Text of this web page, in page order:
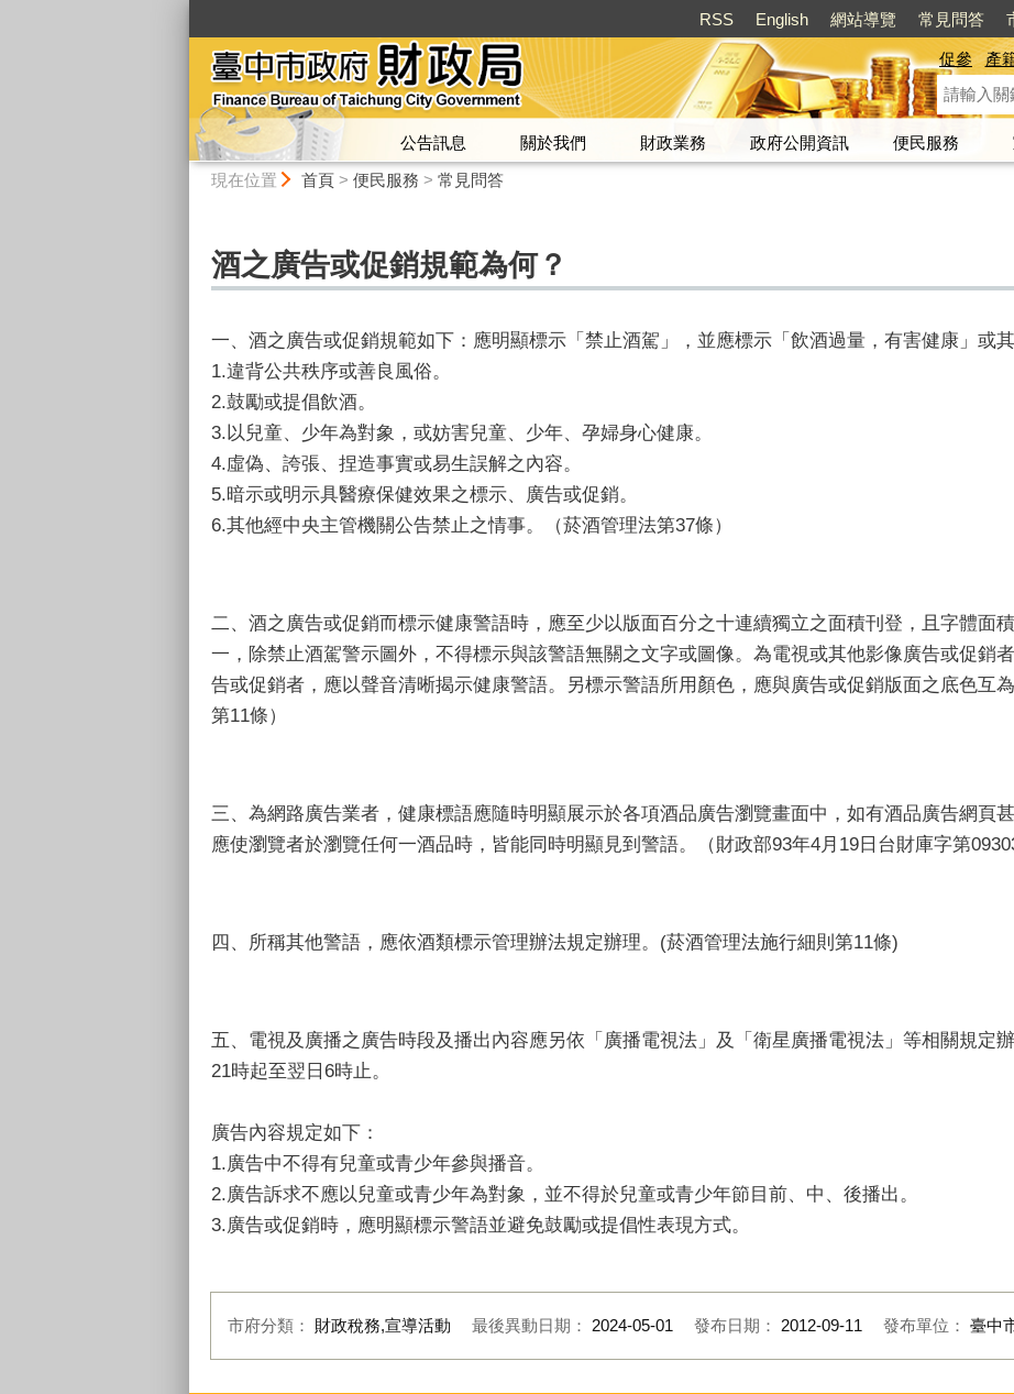
RSS English 網站導覽 常見問答
促參 產
公告訊息 關於我們 財政業務 政府公開資訊 便民服務
現在位置 首頁> 便民服務 > 常見問答
酒之廣告或促銷規範為何？
一、酒之廣告或促銷規範如下：應明顯標示「禁止酒駕」，並應標示「飲酒過量，有害健康」或
1.違背公共秩序或善良風俗。
2.鼓勵或提倡飲酒。
3.以兒童、少年為對象，或妨害兒童、少年、孕婦身心健康。
4.虛偽、誇張、捏造事實或易生誤解之內容。
5.暗示或明示具醫療保健效果之標示、廣告或促銷。
6.其他經中央主管機關公告禁止之情事。（菸酒管理法第37條）
二、酒之廣告或促銷而標示健康警語時，應至少以版面百分之十連續獨立之面積刊登，且字體面
一，除禁止酒駕警示圖外，不得標示與該警語無關之文字或圖像。為電視或其他影像廣告或促銷
告或促銷者，應以聲音清晰揭示健康警語。另標示警語所用顏色，應與廣告或促銷版面之底色互
第11條）
三、為網路廣告業者，健康標語應隨時明顯展示於各項酒品廣告瀏覽畫面中，如有酒品廣告網頁
應使瀏覽者於瀏覽任何一酒品時，皆能同時明顯見到警語。（財政部93年4月19日台財庫字第
四、所稱其他警語，應依酒類標示管理辦法規定辦理。(菸酒管理法施行細則第11條)
五、電視及廣播之廣告時段及播出內容應另依「廣播電視法」及「衛星廣播電視法」等相關規定
21時起至翌日6時止。
廣告內容規定如下：
1.廣告中不得有兒童或青少年參與播音。
2.廣告訴求不應以兒童或青少年為對象，並不得於兒童或青少年節目前、中、後播出。
3.廣告或促銷時，應明顯標示警語並避免鼓勵或提倡性表現方式。
市府分類： 財政稅務,宣導活動 最後異動日期： 2024-05-01 發布日期： 2012-09-11 發布單位： 臺中